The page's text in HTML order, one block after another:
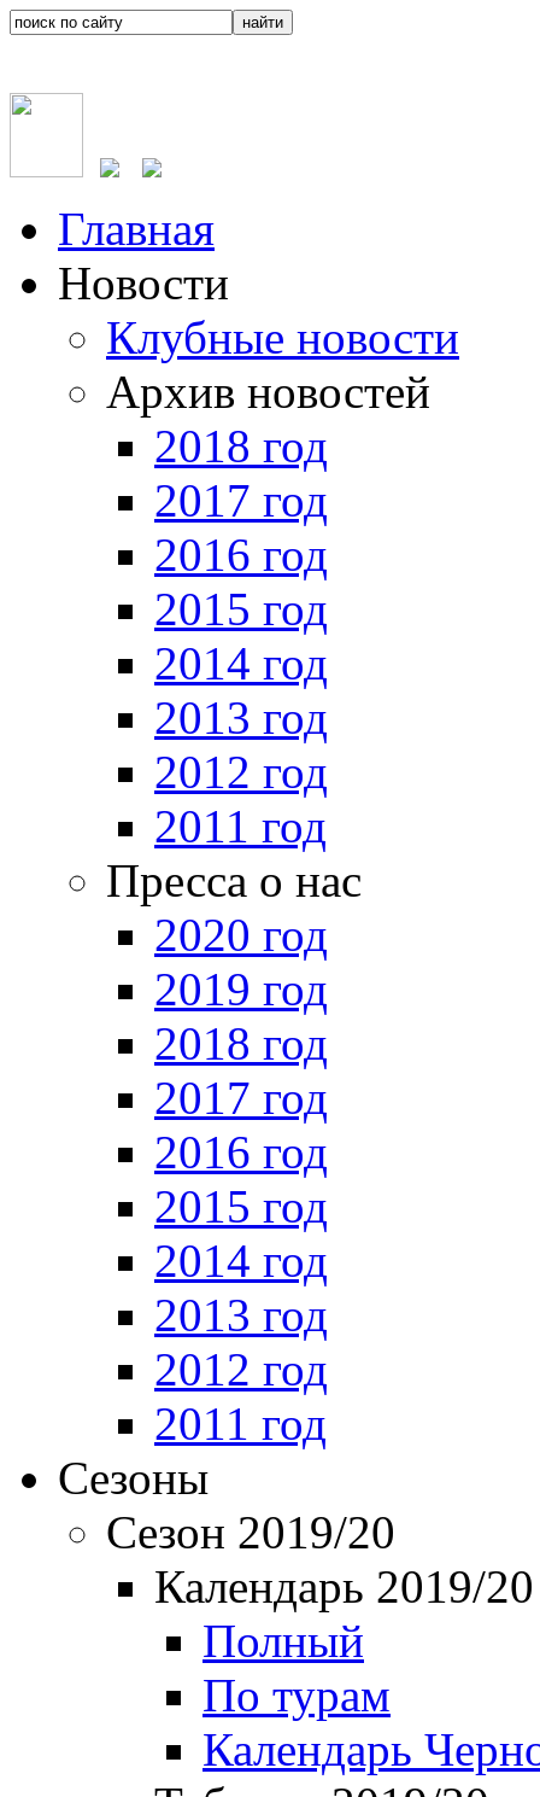
Главная
Новости
Клубные новости
Архив новостей
2018 год
2017 год
2016 год
2015 год
2014 год
2013 год
2012 год
2011 год
Пресса о нас
2020 год
2019 год
2018 год
2017 год
2016 год
2015 год
2014 год
2013 год
2012 год
2011 год
Сезоны
Сезон 2019/20
Календарь 2019/20
Полный
По турам
Календарь